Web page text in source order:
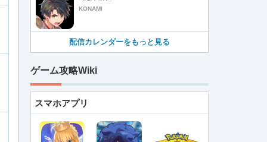
KONAMI
配信カレンダーをもっと見る
ゲーム攻略Wiki
スマホアプリ